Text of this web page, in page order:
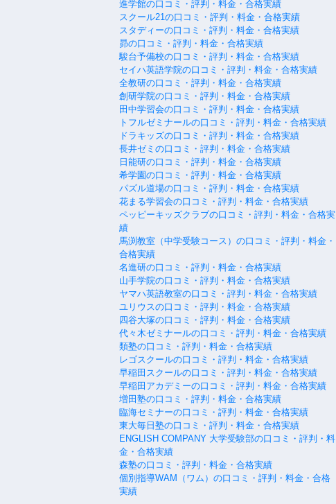
進学館の口コミ・評判・料金・合格実績
スクール21の口コミ・評判・料金・合格実績
スタディーの口コミ・評判・料金・合格実績
昴の口コミ・評判・料金・合格実績
駿台予備校の口コミ・評判・料金・合格実績
セイハ英語学院の口コミ・評判・料金・合格実績
全教研の口コミ・評判・料金・合格実績
創研学院の口コミ・評判・料金・合格実績
田中学習会の口コミ・評判・料金・合格実績
トフルゼミナールの口コミ・評判・料金・合格実績
ドラキッズの口コミ・評判・料金・合格実績
長井ゼミの口コミ・評判・料金・合格実績
日能研の口コミ・評判・料金・合格実績
希学園の口コミ・評判・料金・合格実績
パズル道場の口コミ・評判・料金・合格実績
花まる学習会の口コミ・評判・料金・合格実績
ペッピーキッズクラブの口コミ・評判・料金・合格実
績
馬渕教室（中学受験コース）の口コミ・評判・料金・
合格実績
名進研の口コミ・評判・料金・合格実績
山手学院の口コミ・評判・料金・合格実績
ヤマハ英語教室の口コミ・評判・料金・合格実績
ユリウスの口コミ・評判・料金・合格実績
四谷大塚の口コミ・評判・料金・合格実績
代々木ゼミナールの口コミ・評判・料金・合格実績
類塾の口コミ・評判・料金・合格実績
レゴスクールの口コミ・評判・料金・合格実績
早稲田スクールの口コミ・評判・料金・合格実績
早稲田アカデミーの口コミ・評判・料金・合格実績
増田塾の口コミ・評判・料金・合格実績
臨海セミナーの口コミ・評判・料金・合格実績
東大毎日塾の口コミ・評判・料金・合格実績
ENGLISH COMPANY 大学受験部の口コミ・評判・料
金・合格実績
森塾の口コミ・評判・料金・合格実績
個別指導WAM（ワム）の口コミ・評判・料金・合格
実績